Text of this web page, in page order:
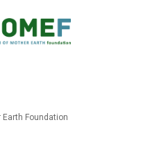
Earth Foundation